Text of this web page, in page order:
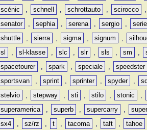
scénic
, schnell , schrottauto , scirocco ,
senator
, sephia , serena , sergio , serie
shuttle
, sierra , sigma , signum ,
sl
, sl-klasse , slc , slr , sls , sm ,
spacetourer
, spark , speciale , speedster
sportsvan
, sprint , sprinter , spyder ,
stelvio
, stepway , sti , stilo , stonic ,
superamerica
, superb , supercarry ,
sx4
, sz/rz , t , tacoma , taft , tahoe